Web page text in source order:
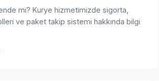
mi? Kurye hizmetimizde sigorta,
ve paket takip sistemi hakkında bilgi